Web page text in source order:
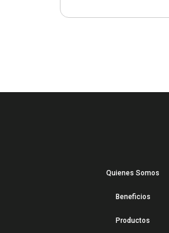
Quienes Somos
Beneficios
Productos